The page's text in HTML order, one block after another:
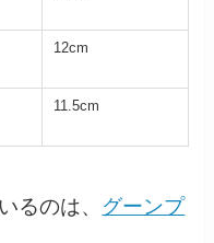
12cm
11.5cm
るのは、 グーンプ